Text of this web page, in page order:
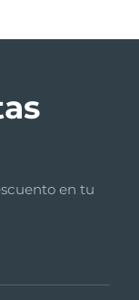
en tu